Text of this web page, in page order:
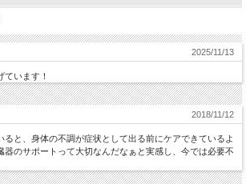
2025/11/13
ています！
2018/11/12
ると、身体の不調が症状として出る前にケアできているよ
器のサポートって大切なんだなぁと実感し、今では必要不